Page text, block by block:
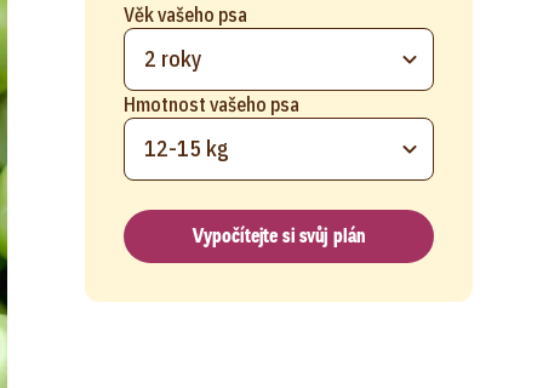
Věk vašeho psa
2 roky
Hmotnost vašeho psa
12-15 kg
Vypočítejte si svůj plán